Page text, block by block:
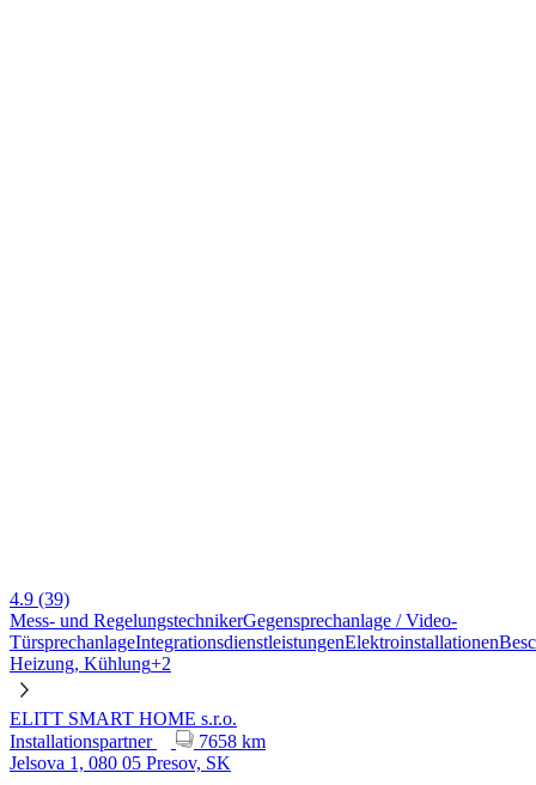
4.9 (39)
Mess- und RegelungstechnikerGegensprechanlage / Video-
TürsprechanlageIntegrationsdienstleistungenElektroinstallationen
Heizung, Kühlung+2
ELITT SMART HOME s.r.o.
Installationspartner
7658 km
Jelsova 1, 080 05 Presov, SK